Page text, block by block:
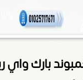
بارك واي